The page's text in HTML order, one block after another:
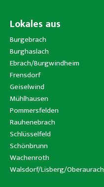
Lokales aus
Burgebrach
Burghaslach
Ebrach/Burgwindheim
Frensdorf
Geiselwind
Mühlhausen
Pommersfelden
Rauhenebrach
Schlüsselfeld
Schönbrunn
Wachenroth
Walsdorf/Lisberg/Oberaurach